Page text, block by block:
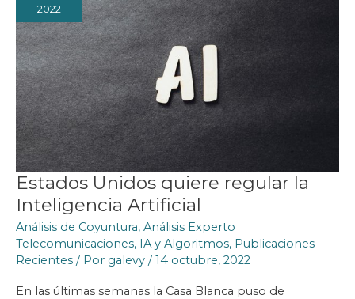
2022
Estados Unidos quiere regular la
Inteligencia Artificial
Análisis de Coyuntura, Análisis Experto
Telecomunicaciones, IA y Algoritmos, Publicaciones
Recientes / Por galevy /14 octubre, 2022
En las últimas semanas la Casa Blanca puso de